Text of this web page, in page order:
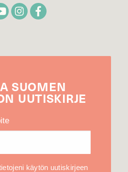
SUOMEN
UUTIS­KIRJE
käytön uutiskirjeen